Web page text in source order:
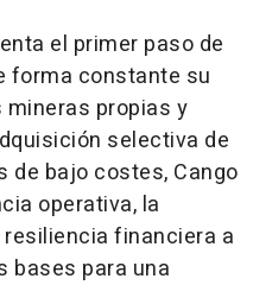
el primer paso de
forma constante su
propias y
selectiva de
de bajo costes, Cango
operativa, la
financiera a
bases para una